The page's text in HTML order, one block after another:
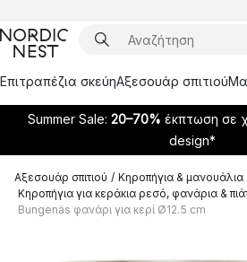
Επιτραπέζια σκεύηΑξεσουάρ σπιτιού
Summer Sale: 20–70% έκπτωση σε
design*
Αξεσουάρ σπιτιού / Κηροπήγια & μανουάλια
Κηροπήγια για κεράκια ρεσό, φανάρια &
Bungenäs φανάρι για κερί Ø12.5 cm